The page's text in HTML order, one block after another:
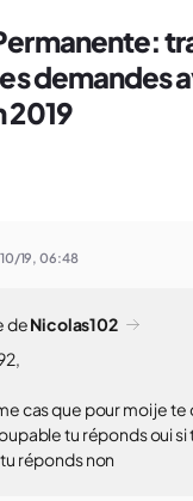
demandes
2019
19,06:48
deNicolas102
cas que pour moi je te
tu réponds oui si
réponds non